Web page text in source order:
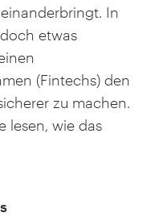
In
etwas
(Fintechs) den
zu machen.
lesen, wie das